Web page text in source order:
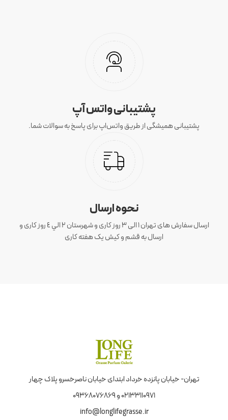
پشتیبانی واتس آپ
پشتیبانی همیشگی از طریق واتس‌اپ برای پاسخ به سوالات شما.
نحوه ارسال
ارسال سفارش های تهران 1 الی 3 روز کاری و شهرستان ٢ الي ٤ روز کاری و
ارسال به قشم و کیش یک هفته کاری
تهران- خیابان پانزده خرداد ابتدای خیابان ناصرخسرو پلاک چهار
02133110971 و 09368076869
info@longlifegrasse.ir